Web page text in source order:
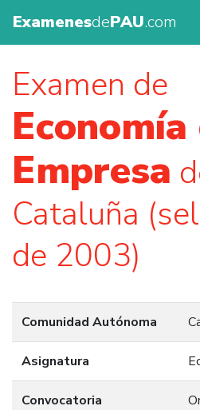
ExamenesdePAU.com
Examen de
Empresa
Cataluña
de 2003)
Comunidad Autónoma
Asignatura
Convocatoria